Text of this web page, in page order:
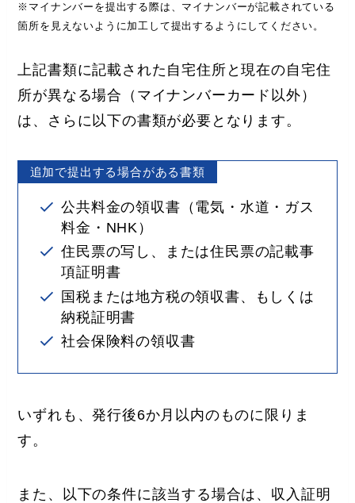
※マイナンバーを提出する際は、マイナンバーが記載されている
箇所を見えないように加工して提出するようにしてください。
上記書類に記載された自宅住所と現在の自宅住
所が異なる場合（マイナンバーカード以外）
は、さらに以下の書類が必要となります。
追加で提出する場合がある書類
公共料金の領収書（電気・水道・ガス
料金・NHK）
住民票の写し、または住民票の記載事
項証明書
国税または地方税の領収書、もしくは
納税証明書
社会保険料の領収書
いずれも、発行後6か月以内のものに限りま
す。
また、以下の条件に該当する場合は、収入証明